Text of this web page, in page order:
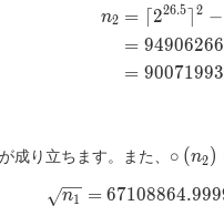
n2 = ⌈226.5⌉ 2 −
= 94906266
= 90071993
が成り立ちます。また、 ∘ (n2 )
n1 = 67108864.999